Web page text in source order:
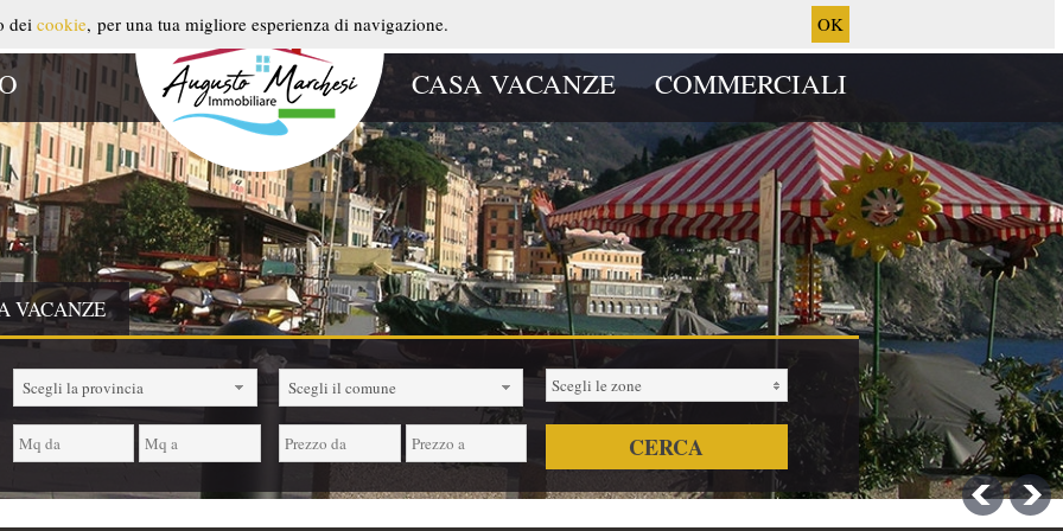
dei cookie, per una tua migliore esperienza di navigazione. OK
CASA VACANZE COMMERCIALI
VACANZE
Scegli la provincia Scegli il comune Scegli le zone